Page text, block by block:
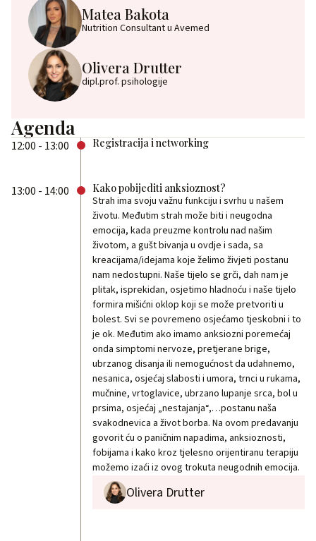
Matea Bakota
Nutrition Consultant u Avemed
Olivera Drutter
dipl.prof. psihologije
Agenda
12:00 - 13:00 Registracija i networking
13:00 - 14:00 Kako pobijediti anksioznost?
Strah ima svoju važnu funkciju i svrhu u našem
životu. Međutim strah može biti i neugodna
emocija, kada preuzme kontrolu nad našim
životom, a gušt bivanja u ovdje i sada, sa
kreacijama/idejama koje želimo živjeti postanu
nam nedostupni. Naše tijelo se grči, dah nam je
plitak, isprekidan, osjetimo hladnoću i naše tijelo
formira mišićni oklop koji se može pretvoriti u
bolest. Svi se povremeno osjećamo tjeskobni i to
je ok. Međutim ako imamo anksiozni poremećaj
onda simptomi nervoze, pretjerane brige,
ubrzanog disanja ili nemogućnost da udahnemo,
nesanica, osjećaj slabosti i umora, trnci u rukama,
mučnine, vrtoglavice, ubrzano lupanje srca, bol u
prsima, osjećaj „nestajanja“,…postanu naša
svakodnevica a život borba. Na ovom predavanju
govorit ću o paničnim napadima, anksioznosti,
fobijama i kako kroz tjelesno orijentiranu terapiju
možemo izaći iz ovog trokuta neugodnih emocija.
Olivera Drutter